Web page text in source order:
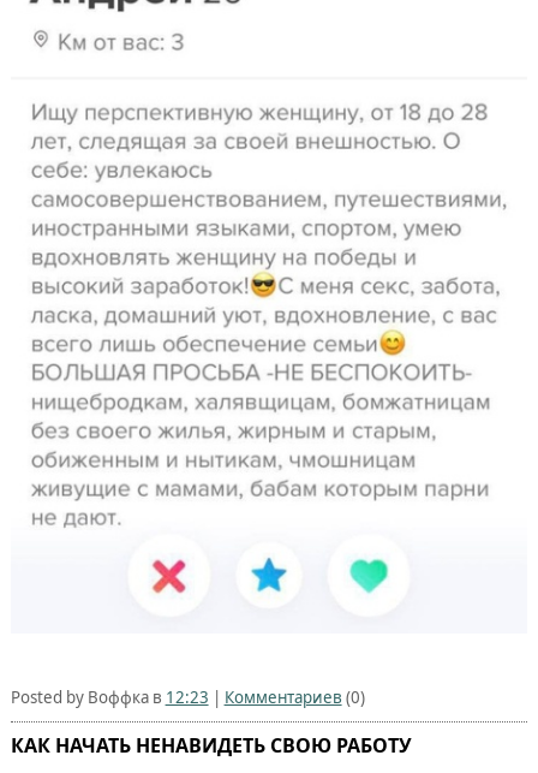
Posted by Воффка в 12:23 Комментариев (0)
КАК НАЧАТЬ НЕНАВИДЕТЬ СВОЮ РАБОТУ